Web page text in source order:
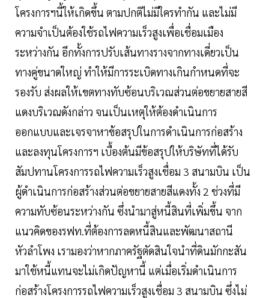
โครงการฯนี้ให้เกิดขึ้น ตามปกติไม่มีใครทำกัน และไม่มี
ความจำเป็นต้องใช้รถไฟความเร็วสูงเพื่อเชื่อมเมือง
ระหว่างกัน อีกทั้งการปรับเส้นทางรางจากทางเดี่ยวเป็น
ทางคู่ขนาดใหญ่ ทำให้มีการระเบิดทางเกินกำหนดที่จะ
รองรับ ส่งผลให้เขตทางทับซ้อนบริเวณส่วนต่อขยายสายสี
แดงบริเวณดังกล่าว จนเป็นเหตุให้ต้องดำเนินการ
ออกแบบและเจรจาหาข้อสรุปในการดำเนินการก่อสร้าง
และลงทุนโครงการฯ เบื้องต้นมีข้อสรุปให้บริษัทที่ได้รับ
สัมปทานโครงการรถไฟความเร็วสูงเชื่อม 3 สนามบิน เป็น
ผู้ดำเนินการก่อสร้างส่วนต่อขยายสายสีแดงทั้ง 2 ช่วงที่มี
ความทับซ้อนระหว่างกัน ซึ่งนำมาสู่หนี้สินที่เพิ่มขึ้น จาก
แนวคิดของรฟท.ที่ต้องการลดหนี้สินและพัฒนาสถานี
หัวลำโพง เรามองว่าหากภาครัฐตัดสินใจนำที่ดินมักกะสัน
มาใช้หนี้แทนจะไม่เกิดปัญหานี้ แต่เมื่อเริ่มดำเนินการ
ก่อสร้างโครงการรถไฟความเร็วสูงเชื่อม 3 สนามบิน ซึ่งไม่